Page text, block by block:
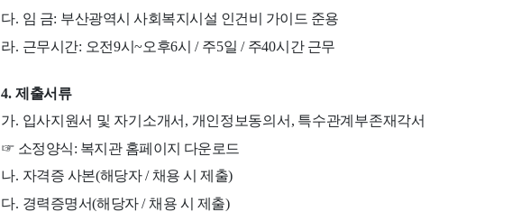
다. 임 금: 부산광역시 사회복지시설 인건비 가이드 준용
라. 근무시간: 오전9시~오후6시 / 주5일 / 주40시간 근무
4. 제출서류
가. 입사지원서 및 자기소개서 , 개인정보동의서 , 특수관계부존재각서
☞ 소정양식: 복지관 홈페이지 다운로드
나. 자격증 사본(해당자/채용 시 제출)
다. 경력증명서(해당자/ 채용 시 제출)